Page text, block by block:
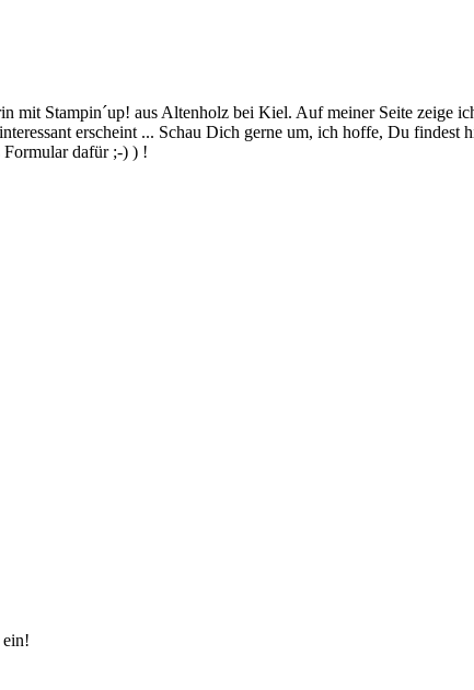
Stampin´up! aus Altenholz bei Kiel. Auf meiner Seite zeige
erscheint ... Schau Dich gerne um, ich hoffe, Du
Formular dafür ;-) ) !
ein!